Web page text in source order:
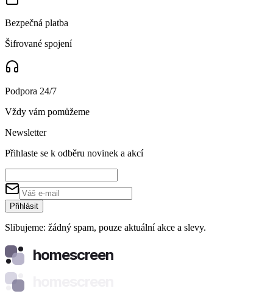
Bezpečná platba
Šifrované spojení
Podpora 24/7
Vždy vám pomůžeme
Newsletter
Přihlaste se k odběru novinek a akcí
Přihlásit
Slibujeme: žádný spam, pouze aktuální akce a slevy.
homescreen